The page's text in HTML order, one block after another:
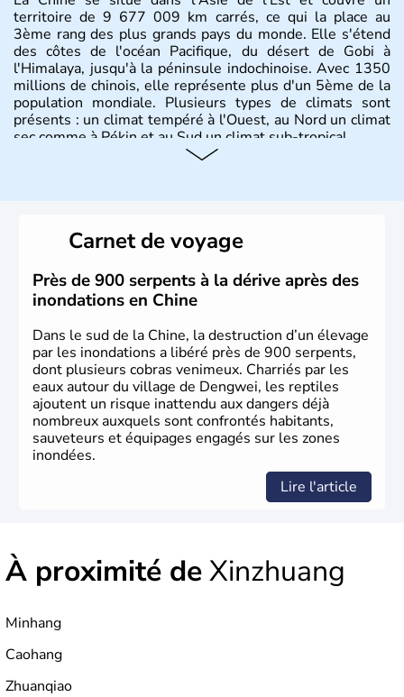
territoire de 9 677 009 km carrés, ce qui la place au
3ème rang des plus grands pays du monde. Elle s'étend
des côtes de l'océan Pacifique, du désert de Gobi à
l'Himalaya, jusqu'à la péninsule indochinoise. Avec 1350
millions de chinois, elle représente plus d'un 5ème de la
population mondiale. Plusieurs types de climats sont
présents : un climat tempéré à l'Ouest, au Nord un climat
sec comme à Pékin et au Sud un climat sub-tropical.
dynasties. La dynastie Qing a été la dernière à régner
jusqu'aux guerres de l'opium lorsque la Chine s'est
constituée comme nation et a retrouvé son indépendance
en 1945. Illustre pays en matière d'inventions avant-
gardistes, la Chine a été la première utilisatrice du papier,
de l'imprimerie à caractères mobiles, de la boussole et de
la poudre à canon.
Carnet de voyage
Près de 900 serpents à la dérive après des
inondations en Chine
Dans le sud de la Chine, la destruction d’un élevage
par les inondations a libéré près de 900 serpents,
dont plusieurs cobras venimeux. Charriés par les
eaux autour du village de Dengwei, les reptiles
ajoutent un risque inattendu aux dangers déjà
nombreux auxquels sont confrontés habitants,
sauveteurs et équipages engagés sur les zones
inondées.
Lire l'article
À proximité deXinzhuang
Minhang
Caohang
Zhuanqiao